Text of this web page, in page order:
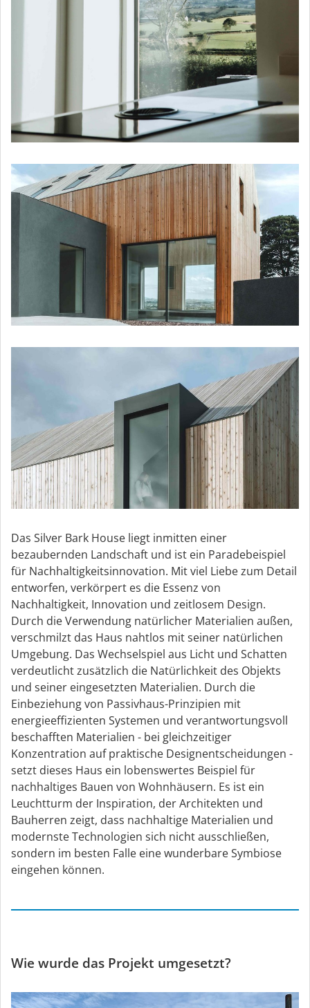
Das Silver Bark House liegt inmitten einer
bezaubernden Landschaft und ist ein Paradebeispiel
für Nachhaltigkeitsinnovation. Mit viel Liebe zum Detail
entworfen, verkörpert es die Essenz von
Nachhaltigkeit, Innovation und zeitlosem Design.
Durch die Verwendung natürlicher Materialien außen,
verschmilzt das Haus nahtlos mit seiner natürlichen
Umgebung. Das Wechselspiel aus Licht und Schatten
verdeutlicht zusätzlich die Natürlichkeit des Objekts
und seiner eingesetzten Materialien. Durch die
Einbeziehung von Passivhaus-Prinzipien mit
energieeffizienten Systemen und verantwortungsvoll
beschafften Materialien - bei gleichzeitiger
Konzentration auf praktische Designentscheidungen -
setzt dieses Haus ein lobenswertes Beispiel für
nachhaltiges Bauen von Wohnhäusern. Es ist ein
Leuchtturm der Inspiration, der Architekten und
Bauherren zeigt, dass nachhaltige Materialien und
modernste Technologien sich nicht ausschließen,
sondern im besten Falle eine wunderbare Symbiose
eingehen können.
Wie wurde das Projekt umgesetzt?